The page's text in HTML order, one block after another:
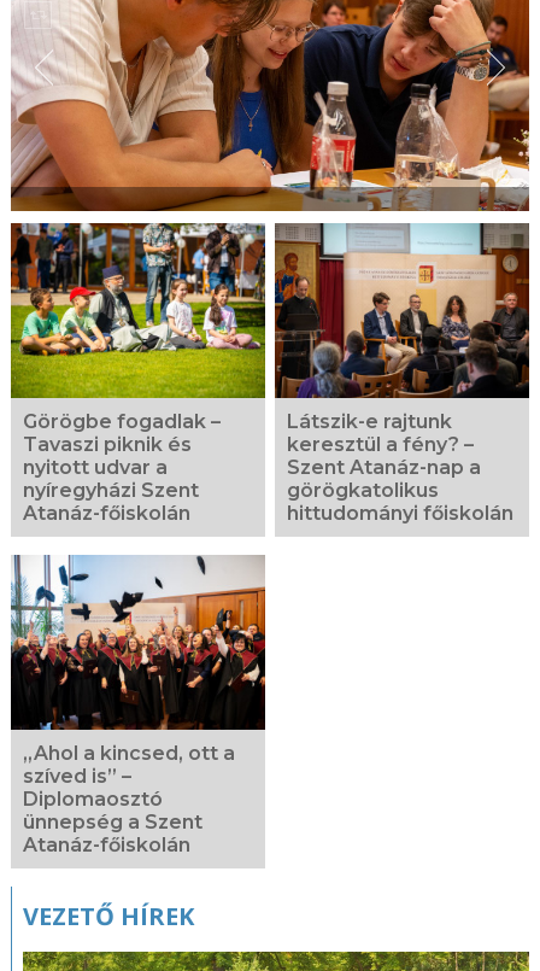
Görögbe fogadlak –
Tavaszi piknik és
nyitott udvar a
nyíregyházi Szent
Atanáz-főiskolán
Látszik-e rajtunk
keresztül a fény? –
Szent Atanáz-nap a
görögkatolikus
hittudományi főiskolán
„Ahol a kincsed, ott a
szíved is” –
Diplomaosztó
ünnepség a Szent
Atanáz-főiskolán
VEZETŐ HÍREK